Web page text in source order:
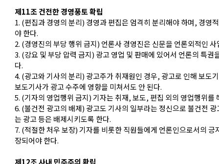
제11조 건전한 경영풍토 확립
1. (편집과 경영의 분리) 경영과 편집은 엄격히 분리해야 하며, 경영
야 한다.
2. (경영진의 부당 행위 금지) 언론사 경영진은 신문을 언론외적인
3. (강요 및 부당 압력 금지) 광고 영업 및 판매에 있어서 언론의 특
다.
4. (광고와 기사의 분리) 광고주가 취재원인 경우, 광고로 인해 보도
보도기사가 광고 수주에 영향을 미쳐서도 안 된다.
5. (기자의 영업행위 금지) 기자는 취재, 보도, 편집 외의 영업행위
6. (불건전 광고의 배제) 광고도 기사의 일부라는 정신으로 불건전
는 광고 등은 배제시키도록 한다.
7. (적절한 처우 보장) 기자를 비롯한 직원들에게 언론인으로서의
장되어야 한다.
제12조 사내 민주주의 확립